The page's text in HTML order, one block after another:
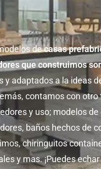
decasas
que construimos
y adaptados a la ideas
contamos con otro
y uso; modelos de
baños hechos de
chiringuitos
y mas. ¡Puedes